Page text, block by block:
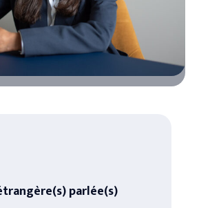
parlée(s)